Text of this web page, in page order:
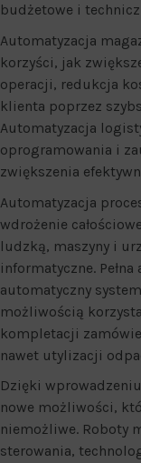
budżetowe i
Automatyzacja
korzyści, jak
operacji, redukcja
klienta poprzez
Automatyzacja
oprogramowania i
zwiększenia
Automatyzacja
wdrożenie
ludzką, maszyny i
informatyczne.
automatyczny
możliwością
kompletacji
nawet utylizacji
Dzięki
nowe możliwości,
niemożliwe. Roboty
sterowania,